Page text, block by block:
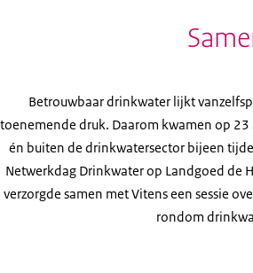
Betrouwbaar drinkwater lijkt
toenemende druk. Daarom kwamen op
én buiten de drinkwatersector bijeen
Netwerkdag Drinkwater op Landgoed de
verzorgde samen met Vitens een sessie
rondom